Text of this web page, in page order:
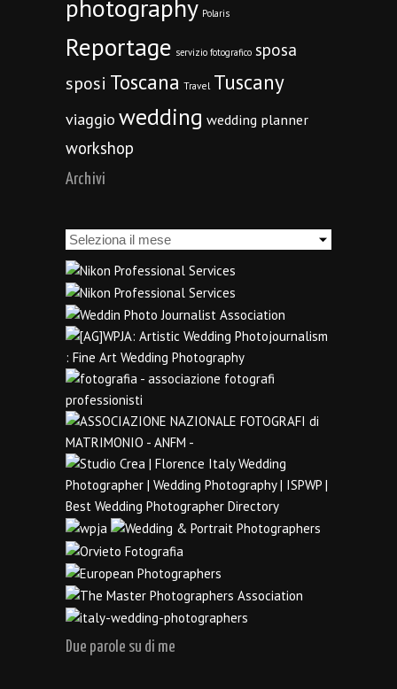
photography Polaris
Reportage servizio fotografico sposa
sposi Toscana Travel Tuscany
viaggio wedding wedding planner
workshop
Archivi
Archivi
Due parole su di me